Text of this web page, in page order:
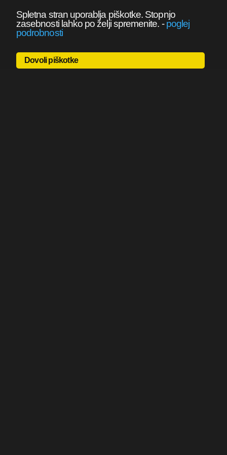
Spletna stran uporablja piškotke. Stopnjo
zasebnosti lahko po želji spremenite. -poglej
podrobnosti
Dovoli piškotke